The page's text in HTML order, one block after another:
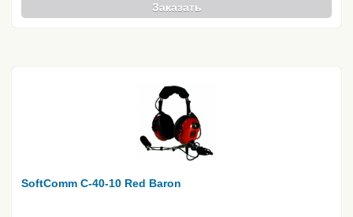
Заказать
SoftComm C-40-10 Red Baron